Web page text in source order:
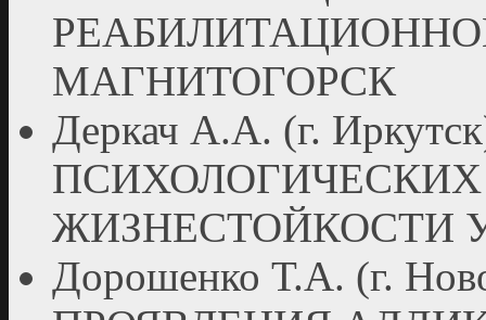
МАГНИТОГОРСК
Деркач А.А. (г.
ЖИЗНЕСТОЙКОСТИ
Дорошенко Т.А. (г.